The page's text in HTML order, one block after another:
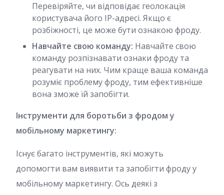
Перевіряйте, чи відповідає геолокація
користувача його IP-адресі. Якщо є
розбіжності, це може бути ознакою фроду.
Навчайте свою команду: Навчайте свою
команду розпізнавати ознаки фроду та
реагувати на них. Чим краще ваша команда
розуміє проблему фроду, тим ефективніше
вона зможе їй запобігти.
Інструменти для боротьби з фродом у
мобільному маркетингу:
Існує багато інструментів, які можуть
допомогти вам виявити та запобігти фроду у
мобільному маркетингу. Ось деякі з